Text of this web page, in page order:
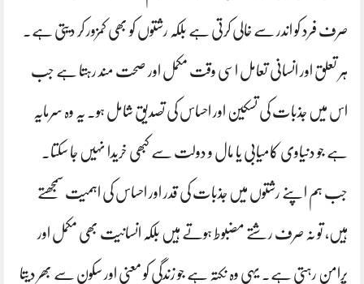
صرف فرد کو اندر سے خالی کرتی ہے بلکہ رشتوں کو بھی کمزور کر دیتی ہے۔
ہر تعلق اور انسانی تعامل اسی وقت مکمل اور صحت مند رہتا ہے جب
اس میں جذبات کی تسکین اور احساس کی تصدیق شامل ہو۔ یہ وہ سرمایہ
ہے جو دنیاوی کامیابی یا مال و دولت سے کبھی خریدا نہیں جا سکتا۔
جب ہم اپنے رشتوں میں جذبات کی قدر اور احساس کی اہمیت سمجھتے
ہیں، تو نہ صرف رشتے مضبوط ہوتے ہیں بلکہ انسانیت بھی مکمل اور
پرامن رہتی ہے۔ یہی وہ نکتہ ہے جو زندگی کو معنی اور سکون سے بھر دیتا